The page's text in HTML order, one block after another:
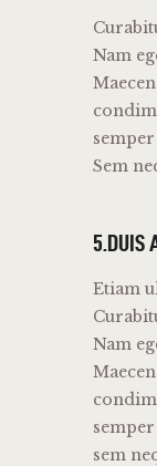
Nam
Sem
5.DUIS
Etiam
Nam
sem